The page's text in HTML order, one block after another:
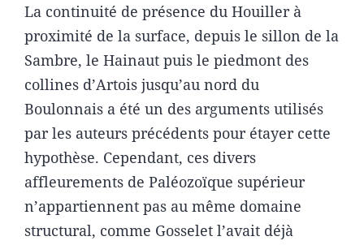
La continuité de présence du Houiller à
proximité de la surface, depuis le sillon de la
Sambre, le Hainaut puis le piedmont des
collines d’Artois jusqu’au nord du
Boulonnais a été un des arguments utilisés
par les auteurs précédents pour étayer cette
hypothèse. Cependant, ces divers
affleurements de Paléozoïque supérieur
n’appartiennent pas au même domaine
structural, comme Gosselet l’avait déjà